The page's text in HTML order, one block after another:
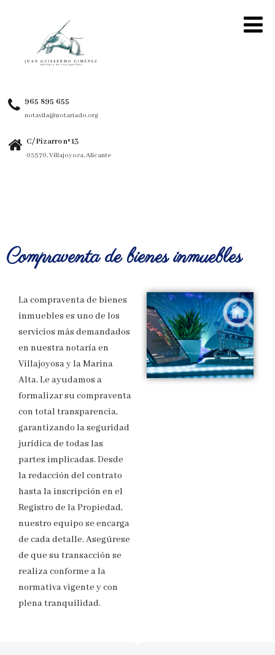
965 895 655
notavila@notariado.org
C/ Pizarro nº 13
03570, Villajoyosa, Alicante
Compraventa de bienes inmuebles
La compraventa de bienes
inmuebles es uno de los
servicios más demandados
en nuestra notaría en
Villajoyosa y la Marina
Alta. Le ayudamos a
formalizar su compraventa
con total transparencia,
garantizando la seguridad
jurídica de todas las
partes implicadas. Desde
la redacción del contrato
hasta la inscripción en el
Registro de la Propiedad,
nuestro equipo se encarga
de cada detalle. Asegúrese
de que su transacción se
realiza conforme a la
normativa vigente y con
plena tranquilidad.